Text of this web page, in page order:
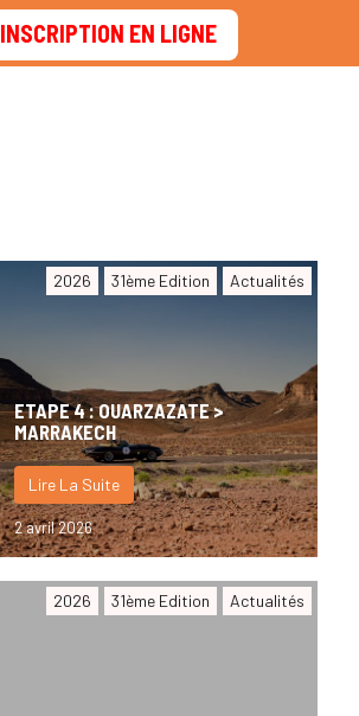
INSCRIPTION EN LIGNE
2026 31ème Edition Actualités
ETAPE 4 : OUARZAZATE >
MARRAKECH
Lire La Suite
2 avril 2026
2026 31ème Edition Actualités